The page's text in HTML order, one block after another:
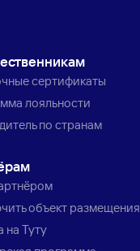
сертификаты
лояльности
по странам
объект размещения
на Туту